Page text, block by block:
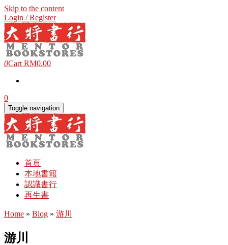
Skip to the content
Login / Register
0Cart RM0.00
0
Toggle navigation
首頁
本地書籍
認識書行
再生書
Home » Blog » 游川
游川